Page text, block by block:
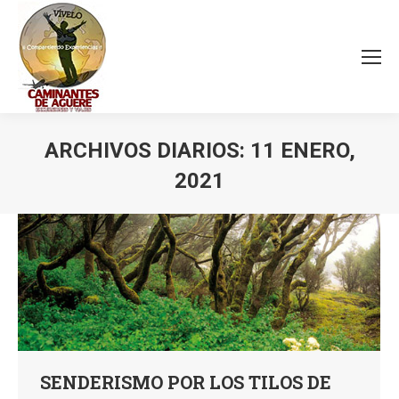
ARCHIVOS DIARIOS: 11 ENERO,
2021
SENDERISMO POR LOS TILOS DE